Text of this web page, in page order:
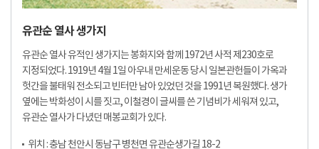
유관순 열사 생가지
유관순 열사 유적인 생가지는 봉화지와 함께 1972년 사적 제230호로
지정되었다. 1919년 4월 1일 아우내 만세운동 당시 일본관헌들이 가옥과
헛간을 불태워 전소되고 빈터만 남아 있었던 것을 1991년 복원했다. 생가
옆에는 박화성이 시를 짓고, 이철경이 글씨를 쓴 기념비가 세워져 있고,
유관순 열사가 다녔던 매봉교회가 있다.
위치 : 충남 천안시 동남구 병천면 유관순생가길 18-2